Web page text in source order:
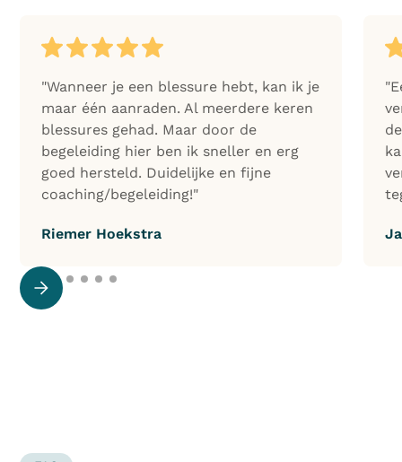
"Wanneer je een blessure hebt, kan ik je
maar één aanraden. Al meerdere keren
blessures gehad. Maar door de
begeleiding hier ben ik sneller en erg
goed hersteld. Duidelijke en fijne
coaching/begeleiding!"
Riemer Hoekstra